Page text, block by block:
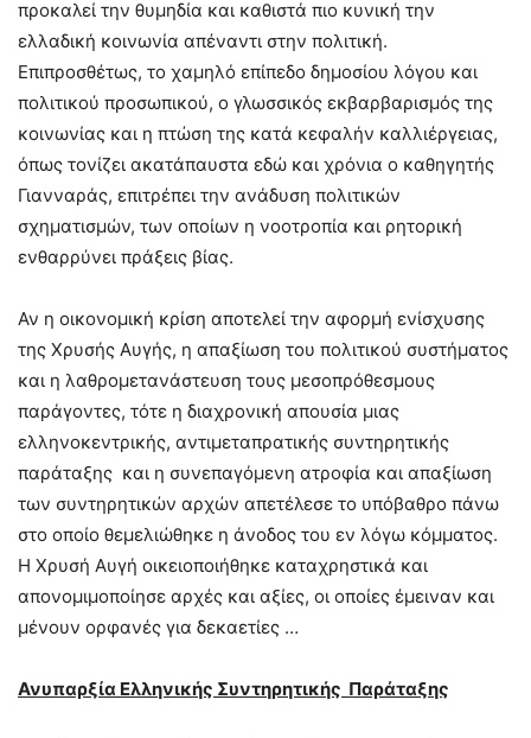
προκαλεί την θυμηδία και καθιστά πιο κυνική την
ελλαδική κοινωνία απέναντι στην πολιτική.
Επιπροσθέτως, το χαμηλό επίπεδο δημοσίου λόγου και
πολιτικού προσωπικού, ο γλωσσικός εκβαρβαρισμός της
κοινωνίας και η πτώση της κατά κεφαλήν καλλιέργειας,
όπως τονίζει ακατάπαυστα εδώ και χρόνια ο καθηγητής
Γιανναράς, επιτρέπει την ανάδυση πολιτικών
σχηματισμών, των οποίων η νοοτροπία και ρητορική
ενθαρρύνει πράξεις βίας.
Αν η οικονομική κρίση αποτελεί την αφορμή ενίσχυσης
της Χρυσής Αυγής, η απαξίωση του πολιτικού συστήματος
και η λαθρομετανάστευση τους μεσοπρόθεσμους
παράγοντες, τότε η διαχρονική απουσία μιας
ελληνοκεντρικής, αντιμεταπρατικής συντηρητικής
παράταξης και η συνεπαγόμενη ατροφία και απαξίωση
των συντηρητικών αρχών απετέλεσε το υπόβαθρο πάνω
στο οποίο θεμελιώθηκε η άνοδος του εν λόγω κόμματος.
Η Χρυσή Αυγή οικειοποιήθηκε καταχρηστικά και
απονομιμοποίησε αρχές και αξίες, οι οποίες έμειναν και
μένουν ορφανές για δεκαετίες …
Ανυπαρξία Ελληνικής Συντηρητικής Παράταξης